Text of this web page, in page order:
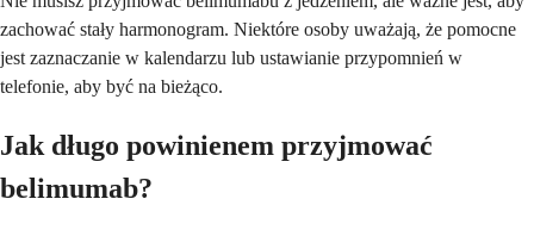
zachować stały harmonogram. Niektóre osoby uważają, że pomocne
jest zaznaczanie w kalendarzu lub ustawianie przypomnień w
telefonie, aby być na bieżąco.
Jak długo powinienem przyjmować
belimumab?